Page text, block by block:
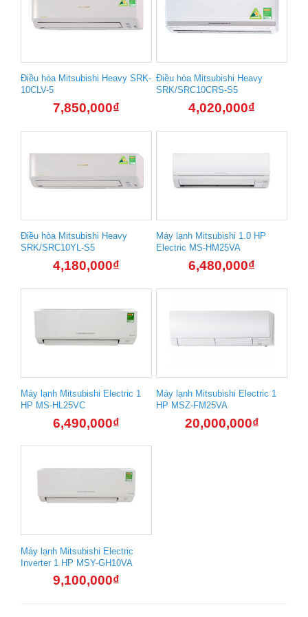
Điều hòa Mitsubishi Heavy SRK-
10CLV-5
7,850,000₫
Điều hòa Mitsubishi Heavy
SRK/SRC10CRS-S5
4,020,000₫
Điều hòa Mitsubishi Heavy
SRK/SRC10YL-S5
4,180,000₫
Máy lạnh Mitsubishi 1.0 HP
Electric MS-HM25VA
6,480,000₫
Máy lạnh Mitsubishi Electric 1
HP MS-HL25VC
6,490,000₫
Máy lạnh Mitsubishi Electric 1
HP MSZ-FM25VA
20,000,000₫
Máy lạnh Mitsubishi Electric
Inverter 1 HP MSY-GH10VA
9,100,000₫